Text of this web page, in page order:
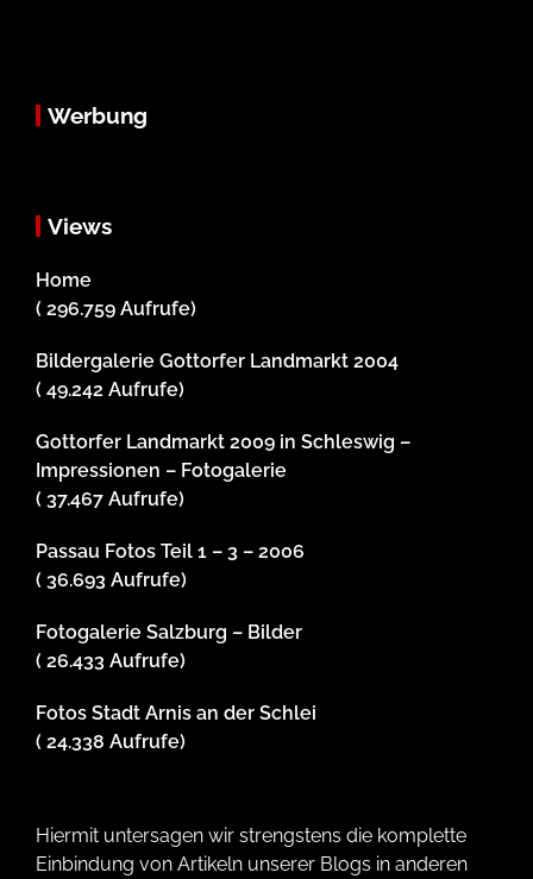
Werbung
Views
Home
( 296.759 Aufrufe)
Bildergalerie Gottorfer Landmarkt 2004
( 49.242 Aufrufe)
Gottorfer Landmarkt 2009 in Schleswig –
Impressionen – Fotogalerie
( 37.467 Aufrufe)
Passau Fotos Teil 1 – 3 – 2006
( 36.693 Aufrufe)
Fotogalerie Salzburg – Bilder
( 26.433 Aufrufe)
Fotos Stadt Arnis an der Schlei
( 24.338 Aufrufe)
Hiermit untersagen wir strengstens die komplette
Einbindung von Artikeln unserer Blogs in anderen